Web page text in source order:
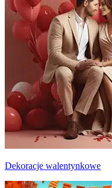
Dekoracje walentynkowe